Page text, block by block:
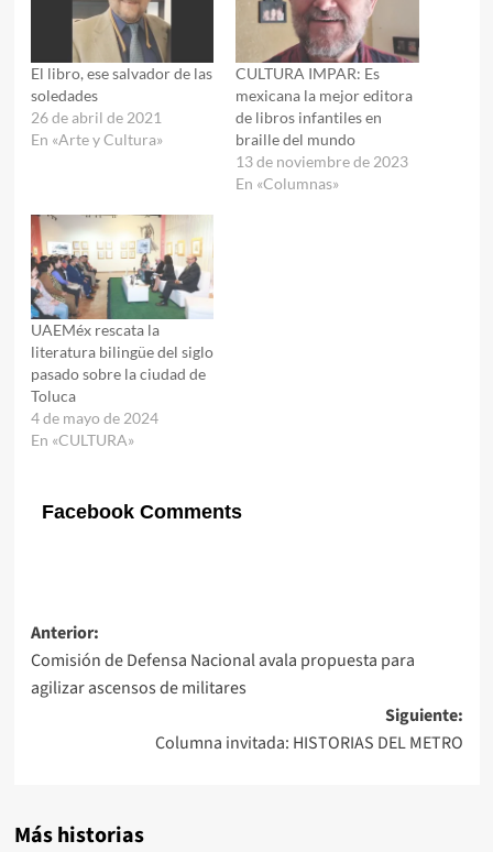
El libro, ese salvador de las
soledades
26 de abril de 2021
En «Arte y Cultura»
CULTURA IMPAR: Es
mexicana la mejor editora
de libros infantiles en
braille del mundo
13 de noviembre de 2023
En «Columnas»
UAEMéx rescata la
literatura bilingüe del siglo
pasado sobre la ciudad de
Toluca
4 de mayo de 2024
En «CULTURA»
Facebook Comments
Navegación
de
entradas
Anterior:
Comisión de Defensa Nacional avala propuesta para
agilizar ascensos de militares
Siguiente:
Columna invitada: HISTORIAS DEL METRO
Más historias